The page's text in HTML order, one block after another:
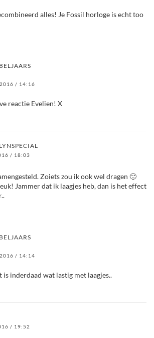
alles! Je Fossil horloge is echt too
/ 14:16
reactie Evelien! X
/ 18:03
Zoiets zou ik ook wel dragen 🙂
Jammer dat ik laagjes heb, dan is het effect
/ 14:14
inderdaad wat lastig met laagjes..
/ 19:52